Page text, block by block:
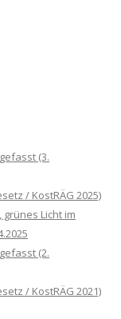
(3.
/ KostRÄG 2025)
Licht im
(2.
/ KostRÄG 2021)